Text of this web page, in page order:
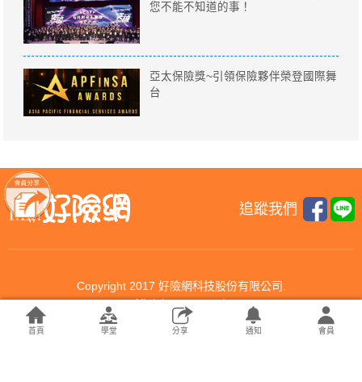
您不能不知道的事！
亞太保險獎~引領保險夥伴榮登國際舞
台
追蹤我們
Copyright 2017 好險網科技股份有限公司.
All rights reserved.